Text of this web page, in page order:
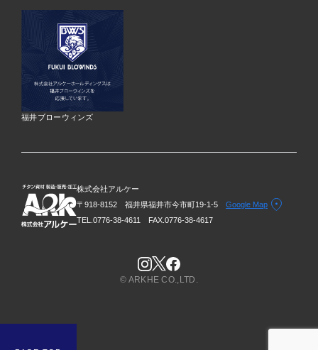
福井ブローウィンズ
株式会社アルケー
〒918-8152 福井県福井市今市町19-1-5Google Map
TEL.0776-38-4611
FAX.0776-38-4617
© ARKHE CO.,LTD.